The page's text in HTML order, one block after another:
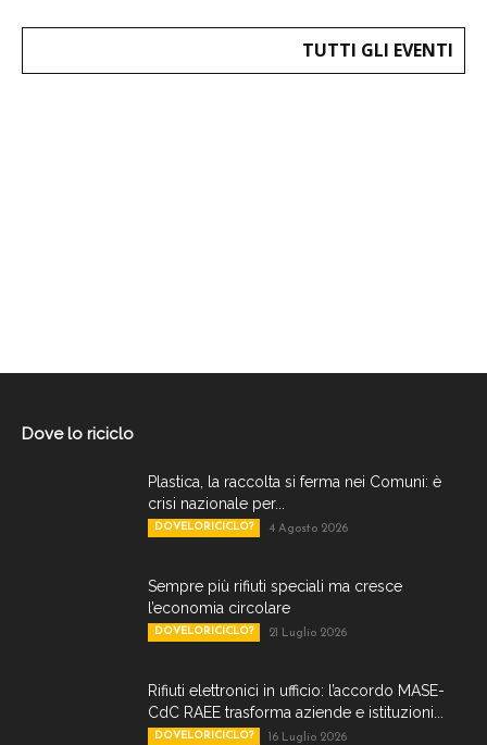
TUTTI GLI EVENTI
Dove lo riciclo
Plastica, la raccolta si ferma nei Comuni: è
crisi nazionale per...
DOVELORICICLO? 4 Agosto 2026
Sempre più rifiuti speciali ma cresce
l’economia circolare
DOVELORICICLO? 21 Luglio 2026
Rifiuti elettronici in ufficio: l’accordo MASE-
CdC RAEE trasforma aziende e istituzioni...
DOVELORICICLO? 16 Luglio 2026